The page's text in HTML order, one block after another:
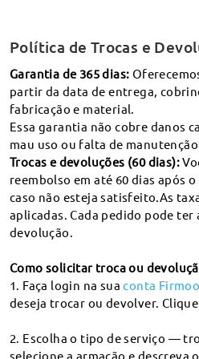
ATÉ 4X SEM JUROS NO
pesquisa
O que é a DP
Devoluções
Política de Trocas e Devoluções
Onde doar os meus óculos?
Quando vou receber o
Política de Trocas e
Garantia de 365 dias:
partir da data de entrega,
fabricação e material.
Essa garantia não cobre danos
mau uso ou falta de manutenção.
Trocas e devoluções (60 dias):
reembolso em até 60 dias após
caso não esteja satisfeito.As
aplicadas. Cada pedido pode ter
devolução.
Como solicitar troca ou
1. Faça login na suaconta Firmoo
deseja trocar ou devolver. Clique
2. Escolha o tipo de serviço —
selecione a armação e descreva